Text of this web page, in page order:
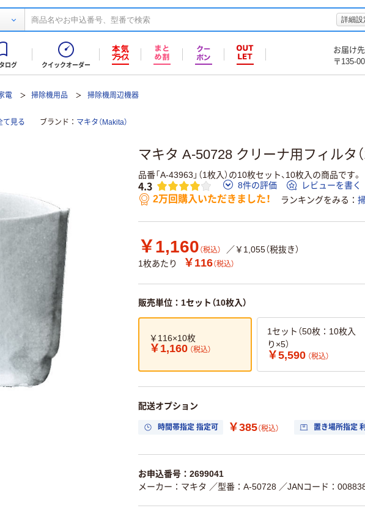
詳細設
ログ クイックオーダー
お届け先
〒135-
電 掃除機用品 掃除機周辺機器
て見る ブランド マキタ（Makita）
マキタ A-50728 クリーナ用フィルタ（
品番「A-43963」（1枚入）の10枚セット、10枚入の商品です。
4.3 8件の評価 レビューを書く
2万回購入いただきました！ ランキングをみる
￥1,160 （税込）
／￥1,055（税抜き）
1枚あたり
￥116（税込）
販売単位：1セット（10枚入）
￥116×10枚
￥1,160 （税込）
1セット（50枚：10枚入
り×5）
￥5,590 （税込）
配送オプション
時間帯指定 指定可 ￥385（税込） 置き場所指定
お申込番号：2699041
メーカー：マキタ ／型番：A-50728 ／JANコード：